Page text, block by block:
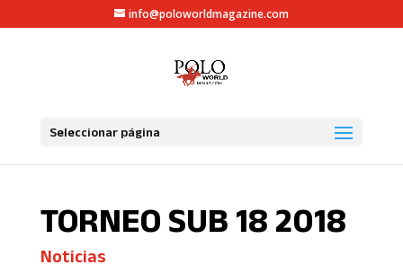
info@poloworldmagazine.com
Seleccionar página
TORNEO SUB 18 2018
Noticias